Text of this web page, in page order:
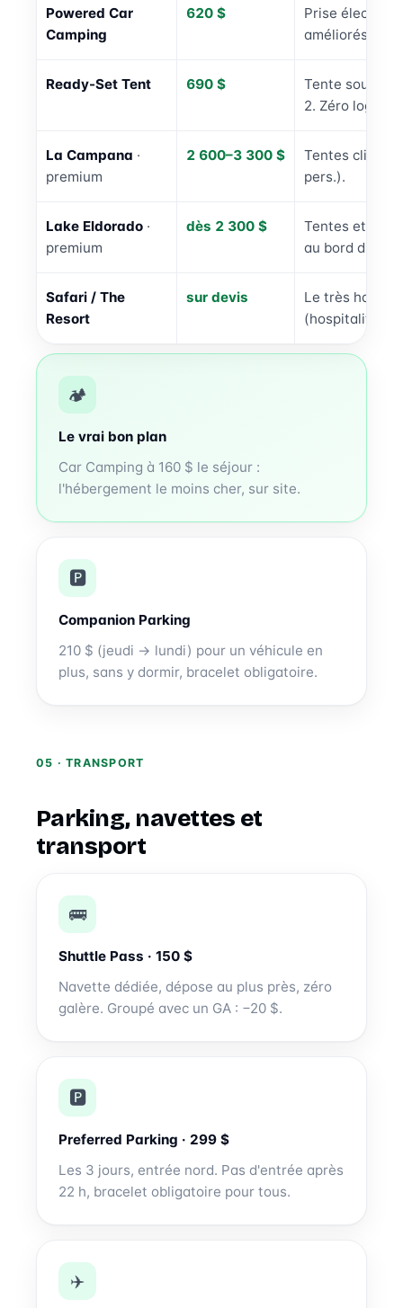
Powered Car
Camping
620 $
Prise
améliorés.
Ready-Set Tent 690 $
Tente
2. Zéro
La Campana ·
premium
2 600–3 300 $
Tentes
pers.).
Lake Eldorado ·
premium
dès 2 300 $
Tentes et
au bord du lac.
Safari / The
Resort
sur devis
Le très haut
🏕️
Le vrai bon plan
Car Camping à 160 $ le séjour :
l'hébergement le moins cher, sur site.
🅿️
Companion Parking
210 $ (jeudi → lundi) pour un véhicule en
plus, sans y dormir, bracelet obligatoire.
05 · TRANSPORT
Parking, navettes et
transport
🚌
Shuttle Pass · 150 $
Navette dédiée, dépose au plus près, zéro
galère. Groupé avec un GA : −20 $.
🅿️
Preferred Parking · 299 $
Les 3 jours, entrée nord. Pas d'entrée après
22 h, bracelet obligatoire pour tous.
✈️